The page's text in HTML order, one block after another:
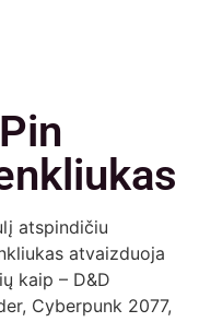
atspindičiu
atvaizduoja
kaip – D&D
Cyberpunk 2077,